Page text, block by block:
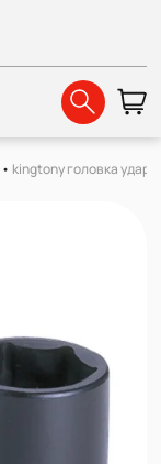
• kingtony головка